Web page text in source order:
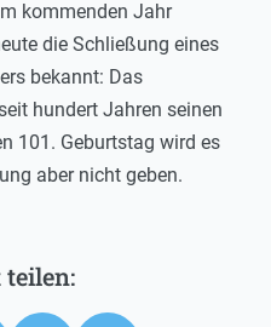
kommenden Jahr
die Schließung eines
bekannt: Das
hundert Jahren seinen
101. Geburtstag wird es
aber nicht geben.